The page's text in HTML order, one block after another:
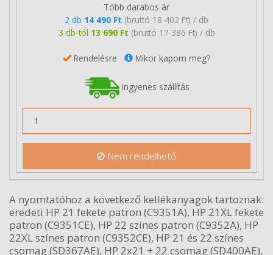
Több darabos ár
2 db 14 490 Ft (bruttó 18 402 Ft) / db
3 db-tól 13 690 Ft (bruttó 17 386 Ft) / db
Rendelésre Mikor kapom meg?
Ingyenes szállítás
Nem rendelhető
A nyomtatóhoz a következő kellékanyagok tartoznak:
eredeti HP 21 fekete patron (C9351A), HP 21XL fekete
patron (C9351CE), HP 22 színes patron (C9352A), HP
22XL színes patron (C9352CE), HP 21 és 22 színes
csomag (SD367AE), HP 2x21 + 22 csomag (SD400AE),